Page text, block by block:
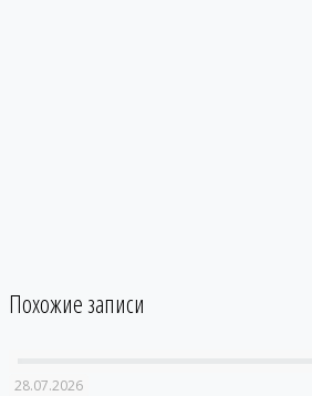
Похожие записи
28.07.2026